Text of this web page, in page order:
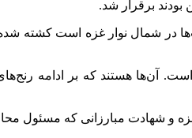
برقرار شد.
در شمال نوار غزه است کشته
است. آن‌ها هستند که بر ادامه
و شهادت مبارزانی که مسئول